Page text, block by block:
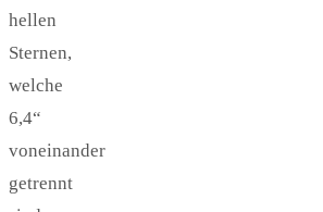
hellen
Sternen,
welche
6,4“
voneinander
getrennt